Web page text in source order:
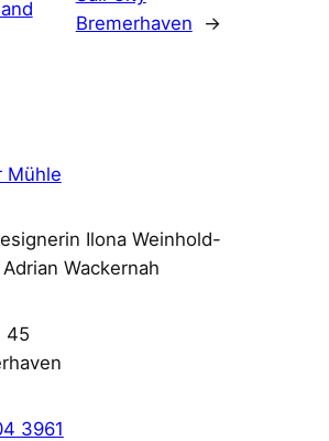
Bremerhaven
→
Mühle
Ilona Weinhold-
Wackernah
45
3961